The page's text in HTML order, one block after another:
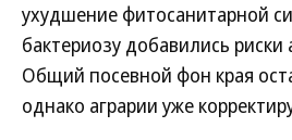
ухудшение фитосанитарной
бактериозу добавились риски
Общий посевной фон края
однако аграрии уже